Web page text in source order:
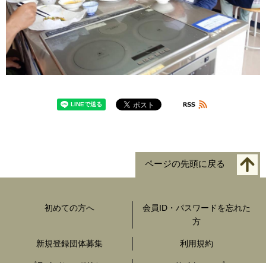
ページの先頭に戻る
初めての方へ
会員ID・パスワードを忘れた
方
新規登録団体募集 利用規約